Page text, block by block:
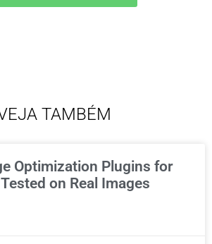
TAMBÉM
Optimization Plugins for
on Real Images